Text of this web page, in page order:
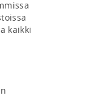
kaikki